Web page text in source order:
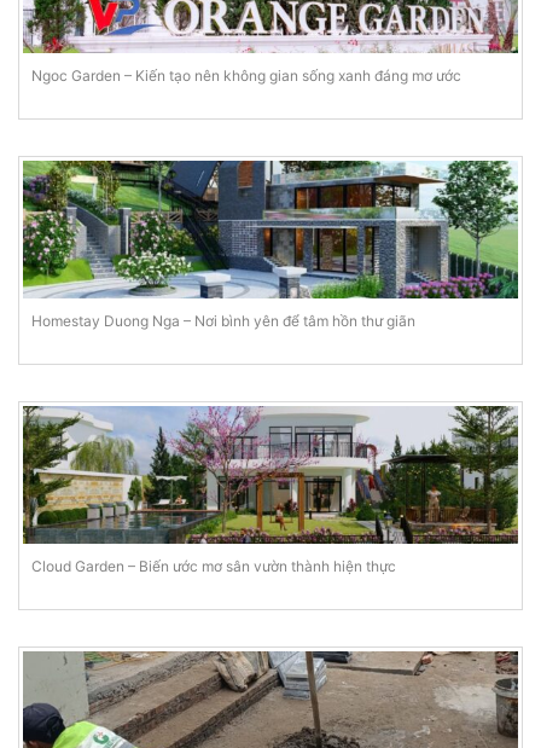
Ngoc Garden – Kiến tạo nên không gian sống xanh đáng mơ ước
Homestay Duong Nga – Nơi bình yên để tâm hồn thư giãn
Cloud Garden – Biến ước mơ sân vườn thành hiện thực